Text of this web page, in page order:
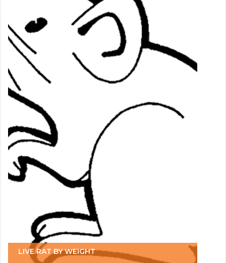
LIVE RAT BY WEIGHT